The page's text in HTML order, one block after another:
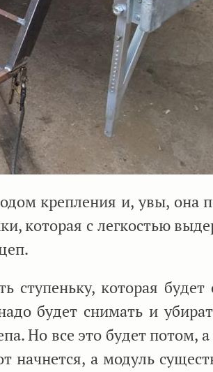
крепления и, увы, она
которая с легкостью
ступеньку, которая будет
будет снимать и
Но все это будет потом,
начнется, а модуль